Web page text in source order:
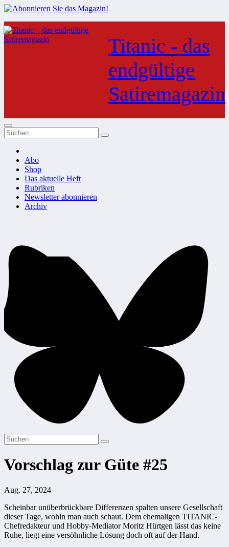
Zum
Inhalt
springen
Titanic - das
endgültige
Satiremagazin
Abo
Shop
Das aktuelle Heft
Rubriken
Newsletter abonnieren
Archiv
Vorschlag zur Güte #25
Aug. 27, 2024
Scheinbar unüberbrückbare Differenzen spalten unsere Gesellschaft
dieser Tage, wohin man auch schaut. Dem ehemaligen TITANIC-
Chefredakteur und Hobby-Mediator Moritz Hürtgen lässt das keine
Ruhe, liegt eine versöhnliche Lösung doch oft auf der Hand.